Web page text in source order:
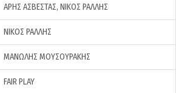
ΑΡΗΣ ΑΣΒΕΣΤΑΣ, ΝΙΚΟΣ ΡΑΛΛΗΣ
ΝΙΚΟΣ ΡΑΛΛΗΣ
ΜΑΝΩΛΗΣ ΜΟΥΣΟΥΡΑΚΗΣ
FAIR PLAY